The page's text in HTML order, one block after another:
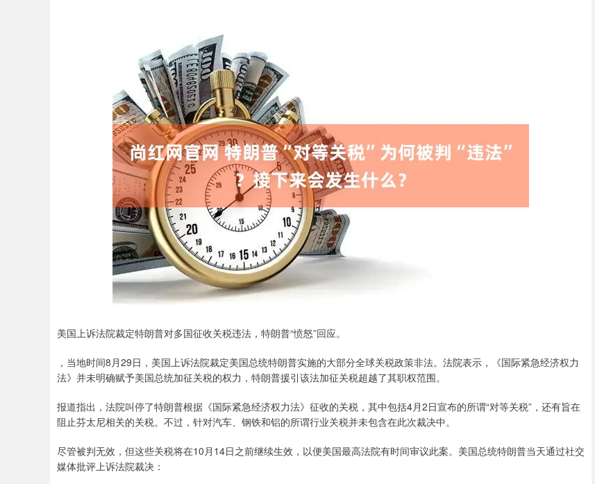
美国上诉法院裁定特朗普对多国征收关税违法，特朗普“愤怒”回应。
，当地时间8月29日，美国上诉法院裁定美国总统特朗普实施的大部分全球关税政策非法。法院表示，《国际紧急经济权力
法》并未明确赋予美国总统加征关税的权力，特朗普援引该法加征关税超越了其职权范围。
报道指出，法院叫停了特朗普根据《国际紧急经济权力法》征收的关税，其中包括4月2日宣布的所谓“对等关税”，还有旨在
阻止芬太尼相关的关税。不过，针对汽车、钢铁和铝的所谓行业关税并未包含在此次裁决中。
尽管被判无效，但这些关税将在10月14日之前继续生效，以便美国最高法院有时间审议此案。美国总统特朗普当天通过社交
媒体批评上诉法院裁决：